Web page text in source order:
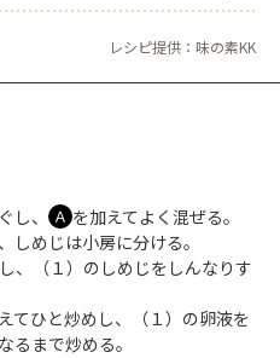
レシピ提供：味の素KK
し、 Ａ を加えてよく混ぜる。
しめじは小房に分ける。
、（１）のしめじをしんなりす
てひと炒めし、（１）の卵液を
るまで炒める。